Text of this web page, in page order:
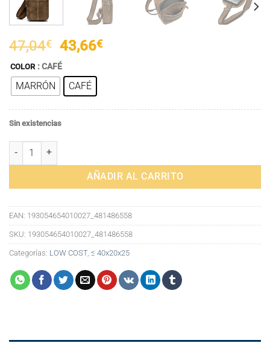
47,04€
El
precio
original
era:
43,66€El
COLOR : CAFÉ
MARRÓN CAFÉ
Sin existencias
Bolso de Hombro y Pecho Vintage para Hombre en Cuero
AÑADIR AL CARRITO
EAN: 193054654010027_481486558
SKU: 193054654010027_481486558
Categorías: LOW COST, ≤ 40x20x25